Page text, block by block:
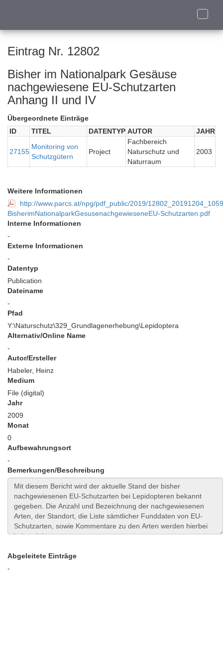
Toggle
Eintrag Nr. 12802
Bisher im Nationalpark Gesäuse
nachgewiesene EU-Schutzarten
Anhang II und IV
Übergeordnete Einträge
ID
TITEL DATENTYP AUTOR JAHR
27155
Monitoring von
Schutzgütern
Project
Fachbereich
Naturschutz und
Naturraum
2003
Weitere Informationen
http://www.parcs.at/npg/pdf_public/2019/
BisherimNationalparkGesusenachgewieseneEU-Schutzarten.pdf
Interne Informationen
-
Externe Informationen
-
Datentyp
Publication
Dateiname
-
Pfad
Y:\Naturschutz\329_Grundlagenerhebung\Lepidoptera
Alternativ/Online Name
-
Autor/Ersteller
Habeler, Heinz
Medium
File (digital)
Jahr
2009
Monat
0
Aufbewahrungsort
-
Bemerkungen/Beschreibung
Abgeleitete Einträge
-